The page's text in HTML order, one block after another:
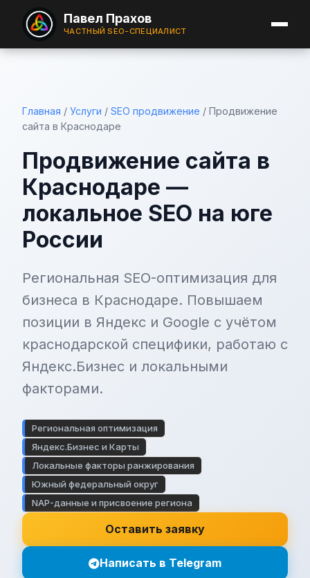
Павел Прахов
ЧАСТНЫЙ SEO-СПЕЦИАЛИСТ
Главная / Услуги / SEO продвижение / Продвижение
сайта в Краснодаре
Продвижение сайта в
Краснодаре —
локальное SEO на юге
России
Региональная SEO-оптимизация для
бизнеса в Краснодаре. Повышаем
позиции в Яндекс и Google с учётом
краснодарской специфики, работаю с
Яндекс.Бизнес и локальными
факторами.
Региональная оптимизация
Яндекс.Бизнес и Карты
Локальные факторы ранжирования
Южный федеральный округ
NAP-данные и присвоение региона
Оставить заявку
Написать в Telegram